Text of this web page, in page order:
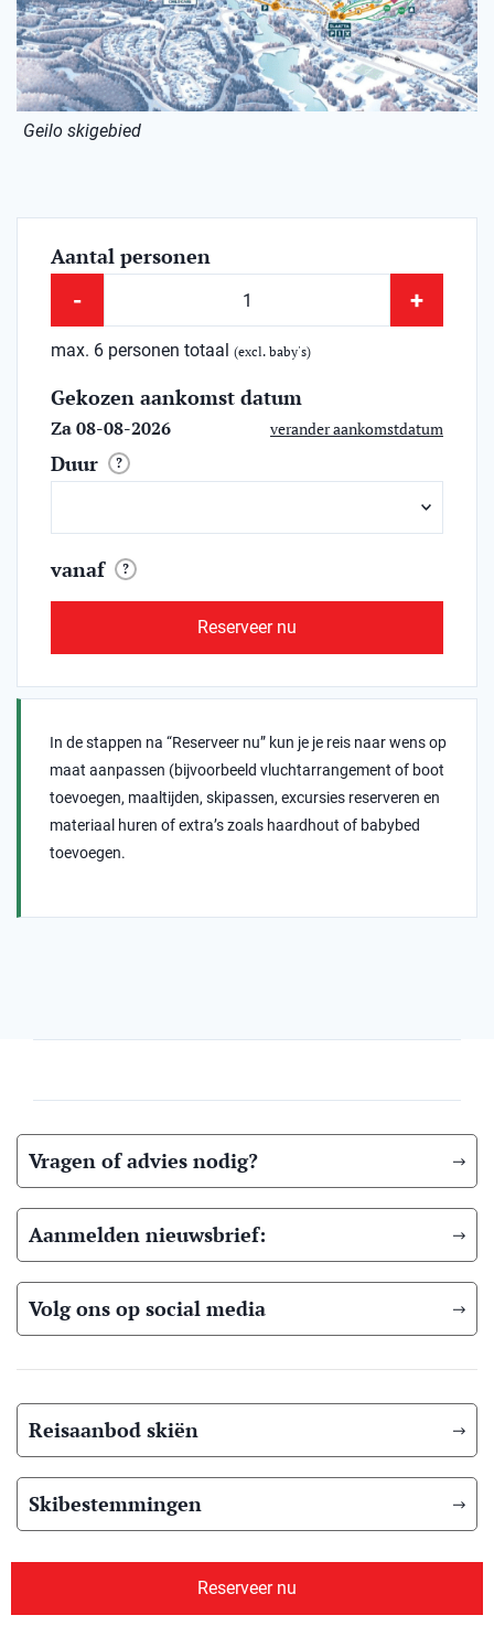
Geilo skigebied
Aantal personen
- +
max. 6 personen totaal (excl. baby's)
Gekozen aankomst datum
Za 08-08-2026 verander aankomstdatum
Duur ?
vanaf ?
Reserveer nu
In de stappen na “Reserveer nu” kun je je reis naar wens op
maat aanpassen (bijvoorbeeld vluchtarrangement of boot
toevoegen, maaltijden, skipassen, excursies reserveren en
materiaal huren of extra’s zoals haardhout of babybed
toevoegen.
Reserveer nu
Vragen of advies nodig?
Aanmelden nieuwsbrief:
Volg ons op social media
Reisaanbod skiën
Skibestemmingen
Reisaanbod Langlaufen